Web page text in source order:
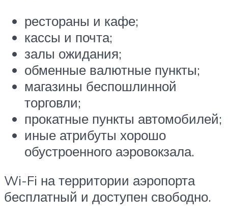
рестораны и кафе;
кассы и почта;
залы ожидания;
обменные валютные пункты;
магазины беспошлинной
торговли;
прокатные пункты автомобилей;
иные атрибуты хорошо
обустроенного аэровокзала.
Wi-Fi на территории аэропорта
бесплатный и доступен свободно.